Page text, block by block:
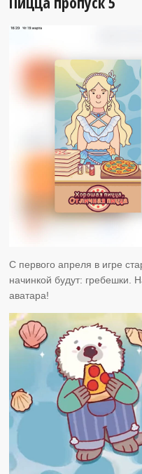
С первого апреля в игре
начинкой будут: гребешки.
аватара!